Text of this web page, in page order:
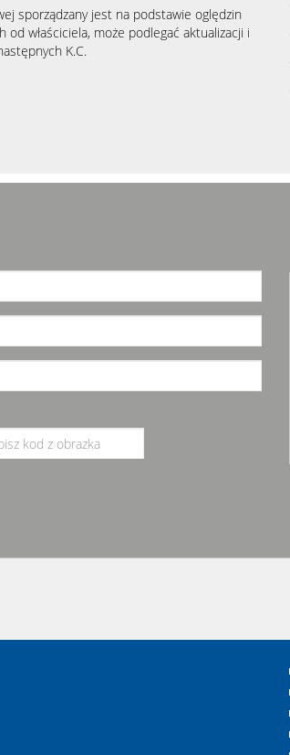
sporządzany jest na podstawie oględzin
właściciela, może podlegać aktualizacji i
K.C.